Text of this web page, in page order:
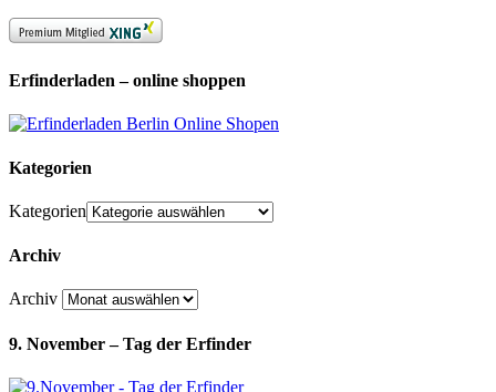
Erfinderladen – online shoppen
Kategorien
Kategorien
Archiv
Archiv
9. November – Tag der Erfinder